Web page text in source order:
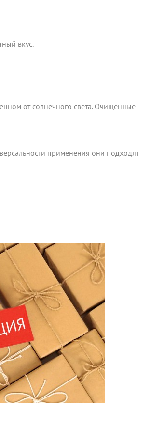
вкус.
от солнечного света. Очищенные
применения они подходят
после получения (для товаров
если товар не соответствует
прав потребителей», компания
Перечне непродовольственных
мгновенной
вкус.
от солнечного света. Очищенные
применения они подходят